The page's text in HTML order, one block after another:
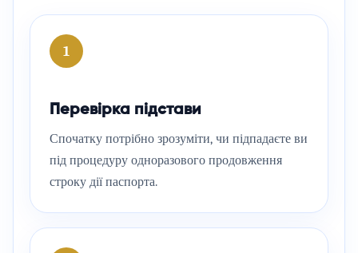
1
Перевірка підстави
Спочатку потрібно зрозуміти, чи підпадаєте ви
під процедуру одноразового продовження
строку дії паспорта.